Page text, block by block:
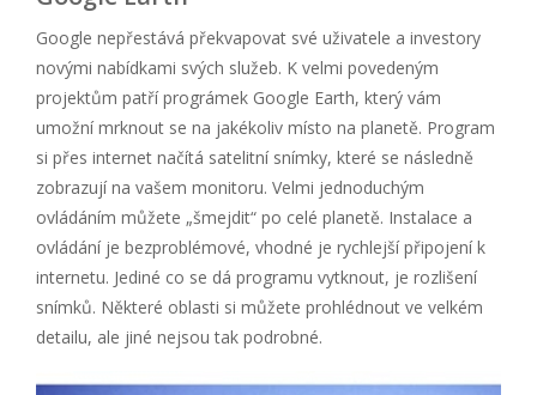
Google nepřestává překvapovat své uživatele a investory
novými nabídkami svých služeb. K velmi povedeným
projektům patří prográmek Google Earth, který vám
umožní mrknout se na jakékoliv místo na planetě. Program
si přes internet načítá satelitní snímky, které se následně
zobrazují na vašem monitoru. Velmi jednoduchým
ovládáním můžete „šmejdit“ po celé planetě. Instalace a
ovládání je bezproblémové, vhodné je rychlejší připojení k
internetu. Jediné co se dá programu vytknout, je rozlišení
snímků. Některé oblasti si můžete prohlédnout ve velkém
detailu, ale jiné nejsou tak podrobné.